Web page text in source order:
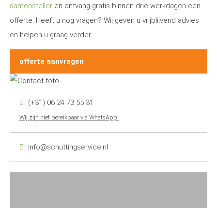
samensteller en ontvang gratis binnen drie werkdagen een
offerte. Heeft u nog vragen? Wij geven u vrijblijvend advies
en helpen u graag verder.
offerte aanvragen
(+31) 06 24 73 55 31
Wij zijn niet bereikbaar via WhatsApp!
info@schuttingservice.nl